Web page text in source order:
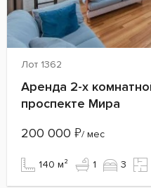
Лот 1362
Аренда 2-х
проспекте Мира
200 000 ₽/ мес
140 м² 1 3